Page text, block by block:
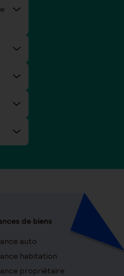
de biens
auto
habitation
propriétaire